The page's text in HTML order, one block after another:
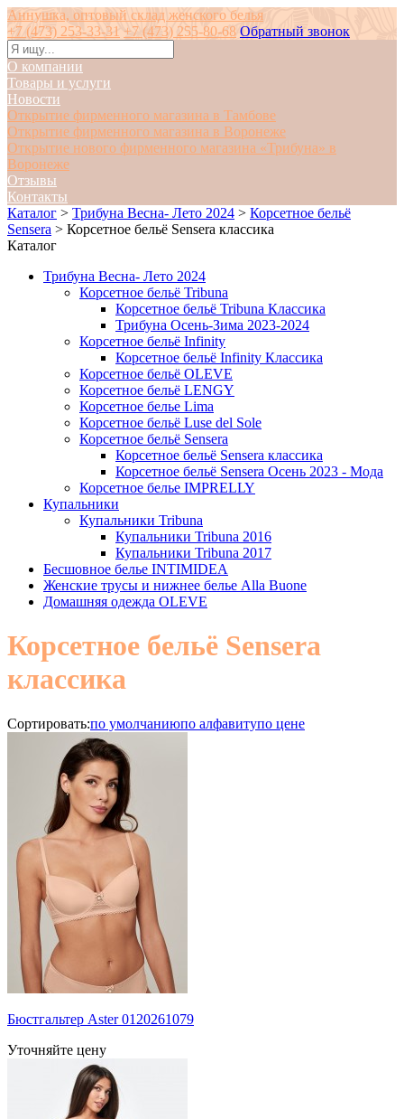
Аннушка, оптовый склад женского белья
+7 (473) 253-33-31 +7 (473) 255-80-68 Обратный звонок
О компании
Товары и услуги
Новости
Открытие фирменного магазина в Тамбове
Открытие фирменного магазина в Воронеже
Открытие нового фирменного магазина «Трибуна» в
Воронеже
Отзывы
Контакты
Каталог > Трибуна Весна- Лето 2024 > Корсетное бельё
Sensera > Корсетное бельё Sensera классика
Каталог
Трибуна Весна- Лето 2024
Корсетное бельё Tribuna
Корсетное бельё Tribuna Классика
Трибуна Осень-Зима 2023-2024
Корсетное бельё Infinity
Корсетное бельё Infinity Классика
Корсетное бельё OLEVE
Корсетное бельё LENGY
Корсетное белье Lima
Корсетное бельё Luse del Sole
Корсетное бельё Sensera
Корсетное бельё Sensera классика
Корсетное бельё Sensera Осень 2023 - Мода
Корсетное белье IMPRELLY
Купальники
Купальники Tribuna
Купальники Tribuna 2016
Купальники Tribuna 2017
Бесшовное белье INTIMIDEA
Женские трусы и нижнее белье Alla Buone
Домашняя одежда OLEVE
Корсетное бельё Sensera
классика
Сортировать:по умолчаниюпо алфавитупо цене
Бюстгальтер Aster 0120261079
Уточняйте цену